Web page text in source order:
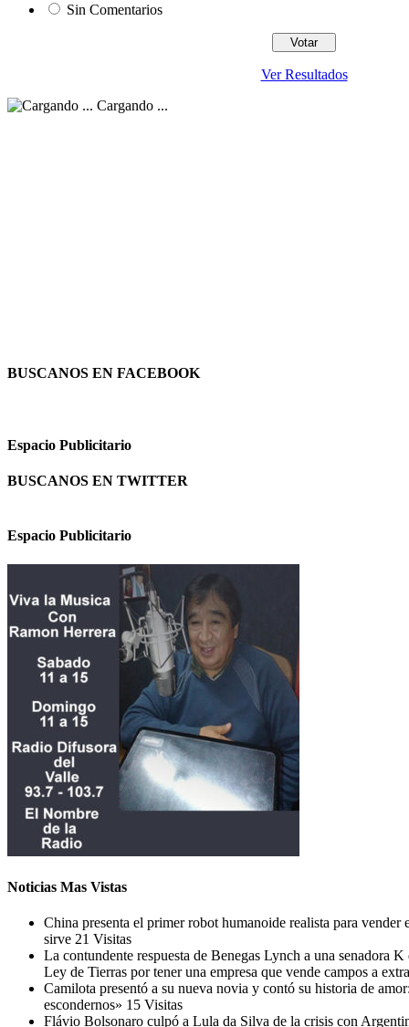
Sin Comentarios
Ver Resultados
Cargando ...
BUSCANOS EN FACEBOOK
Espacio Publicitario
BUSCANOS EN TWITTER
Espacio Publicitario
Noticias Mas Vistas
China presenta el primer robot humanoide realista para vender
sirve 21 Visitas
La contundente respuesta de Benegas Lynch a una senadora
Ley de Tierras por tener una empresa que vende campos a
Camilota presentó a su nueva novia y contó su historia de
escondernos» 15 Visitas
Flávio Bolsonaro culpó a Lula da Silva de la crisis con